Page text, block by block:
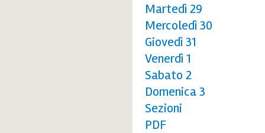
Martedì 29
Mercoledì 30
Giovedì 31
Venerdì 1
Sabato 2
Domenica 3
Sezioni
PDF